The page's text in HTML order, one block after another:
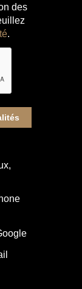
des
.